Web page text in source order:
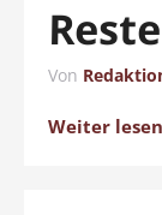
Von
Weiter lesen